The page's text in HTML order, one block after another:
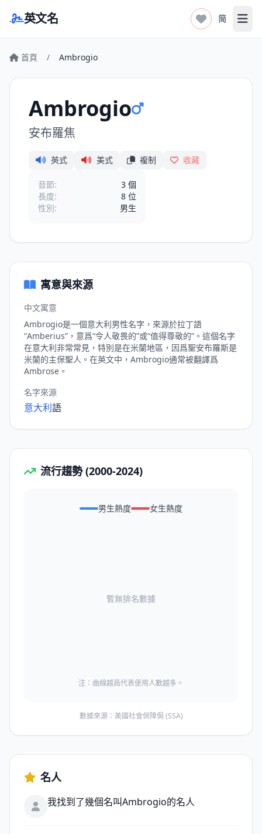
英文名 简 打
首頁 / Ambrogio
Ambrogio
安布羅焦
英式 美式 複制 收藏
音節:
3 個
長度:
8 位
性別:
男生
寓意與來源
中文寓意
Ambrogio是一個意大利男性名字，來源於拉丁語
“Amberius”，意爲“令人敬畏的”或“值得尊敬的”。這個名字
在意大利非常常見，特別是在米蘭地區，因爲聖安布羅斯是
米蘭的主保聖人。在英文中，Ambrogio通常被翻譯爲
Ambrose。
名字來源
意大利語
流行趨勢 (2000-2024)
男生熱度 女生熱度
暫無排名數據
注：曲線越高代表使用人數越多。
數據來源：美國社會保障侷 (SSA)
名人
我找到了幾個名叫Ambrogio的名人